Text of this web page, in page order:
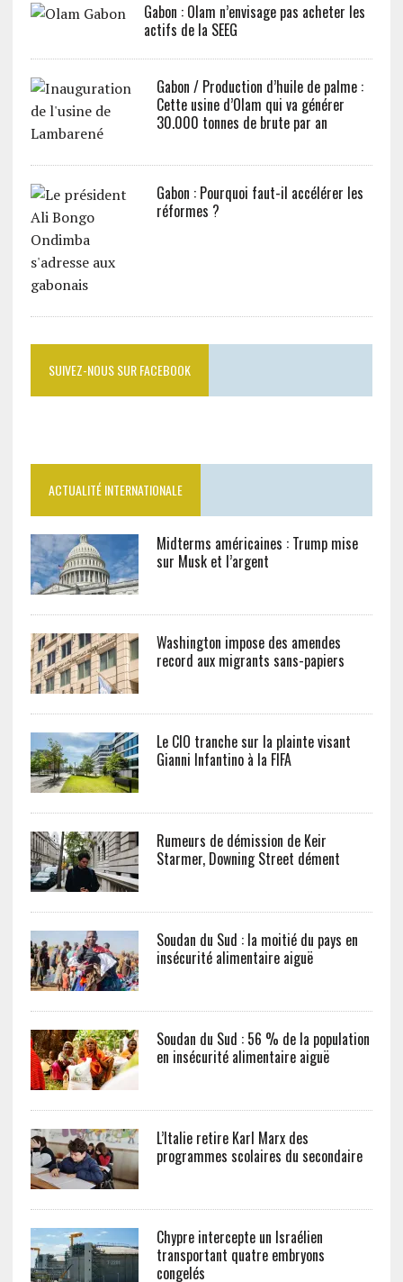
Gabon : Olam n’envisage pas acheter les
actifs de la SEEG
Gabon / Production d’huile de palme :
Cette usine d’Olam qui va générer
30.000 tonnes de brute par an
Gabon : Pourquoi faut-il accélérer les
réformes ?
SUIVEZ-NOUS SUR FACEBOOK
ACTUALITÉ INTERNATIONALE
Midterms américaines : Trump mise
sur Musk et l’argent
Washington impose des amendes
record aux migrants sans-papiers
Le CIO tranche sur la plainte visant
Gianni Infantino à la FIFA
Rumeurs de démission de Keir
Starmer, Downing Street dément
Soudan du Sud : la moitié du pays en
insécurité alimentaire aiguë
Soudan du Sud : 56 % de la population
en insécurité alimentaire aiguë
L’Italie retire Karl Marx des
programmes scolaires du secondaire
Chypre intercepte un Israélien
transportant quatre embryons
congelés